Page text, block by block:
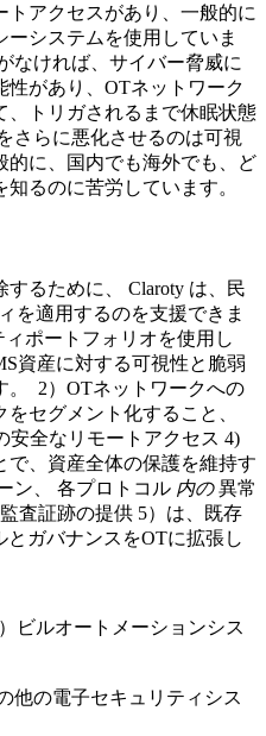
トアクセスがあり、一般的に
システムを使用していま
なければ、サイバー脅威に
があり、OTネットワーク
、トリガされるまで休眠状態
さらに悪化させるのは可視
的に、国内でも海外でも、ど
るのに苦労しています。
るために、 Claroty は、民
を適用するのを支援できま
ポートフォリオを使用し
資産に対する可視性と脆弱
。 2）OTネットワークへの
セグメント化すること、
安全なリモートアクセス 4)
で、資産全体の保護を維持す
ン、 各プロトコル 内の異常
査証跡の提供 5）は、既存
ガバナンスをOTに拡張し
ビルオートメーションシス
他の電子セキュリティシス